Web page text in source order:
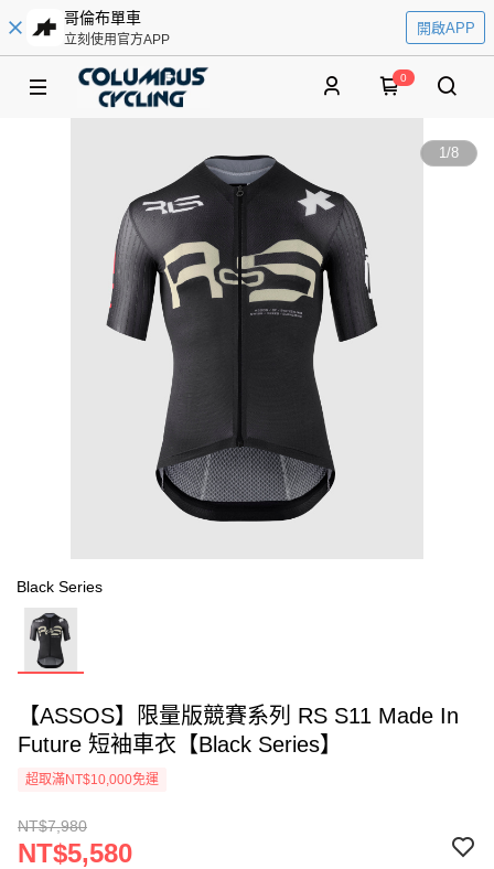
哥倫布單車
立刻使用官方APP
開啟APP
0
1/8
Black Series
【ASSOS】限量版競賽系列 RS S11 Made In
Future 短袖車衣【Black Series】
超取滿NT$10,000免運
NT$7,980
NT$5,580